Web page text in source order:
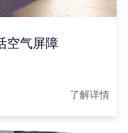
空气屏障
了解详情